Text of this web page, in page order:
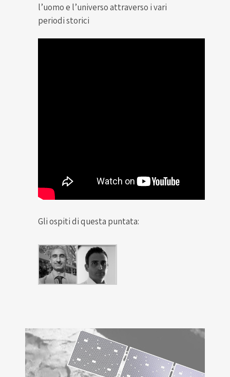
l’uomo e l’universo attraverso i vari
periodi storici
Gli ospiti di questa puntata: